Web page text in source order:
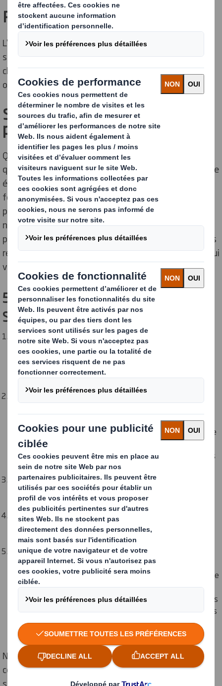
Repenser l'apprentissage
L'apprentissage n'est plus réservé aux jeunes en fin de
scolarité et peut être une solution idéale si vous
cherchez à démarrer votre carrière, à vous reconvertir
ou à retrouver un emploi après une période d'absence.
Se sentir à sa place dès le
premier jour
Que vous soyez totalement nouveau chez DS Smith,
que vous soyez déjà un collègue qui rejoint une nouvelle
équipe DS Smith ou que vous assumiez une autre
fonction, vous vous sentirez comme chez vous dès le
premier jour. Vous y trouverez une culture sans égo, où
nous nous soutenons les uns les autres pour grandir et
prospérer. Tout simplement, notre objectif est de vous
rendre meilleur dans ce que vous faites, peu importe qui
vous êtes.
5 raisons de devenir apprenti chez DS
Smith
Nos apprentissages sont conçus pour vous aider à
développer toutes les compétences dont vous avez
besoin pour réussir dans notre entreprise, avec un
manager inspirant qui vous soutiendra tout au long du
Le développement durable est au cœur de tout ce que
contribuerez activement à faire la différence au sein des
communautés dans lesquelles nous travaillons et dans le
monde entier. Quel que soit son rôle, chaque personne
nous aide à réduire les déchets, à protéger les ressources
naturelles et à réduire notre empreinte carbone.
Vous gagnerez de l'argent tout en apprenant et
bénéficierez d'une série d'avantages, notamment d'un
salaire et de congés attractifs.
Vous appliquerez immédiatement vos nouvelles
connaissances et compétences dans votre vie
professionnelle quotidienne.
Nous sommes un fournisseur de premier plan de
solutions d'emballage durables et le plus grand recycleur
d'Europe. Nous avons une stratégie unique de cycle de vie
complet avec une approche de pointe en matière de
développement durable. Nous voulons que les esprits les
plus brillants nous rejoignent, apportent leurs nouvelles
perspectives et nous aident à devenir encore plus
innovants. C'est là que vous intervenez.
Nous proposons des apprentissages aux nouveaux
collègues et à ceux déjà en poste dans les domaines
suivants :